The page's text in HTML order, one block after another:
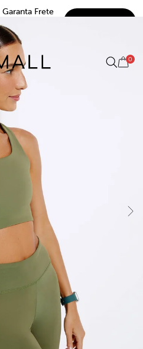
Garanta Frete
5.0
0